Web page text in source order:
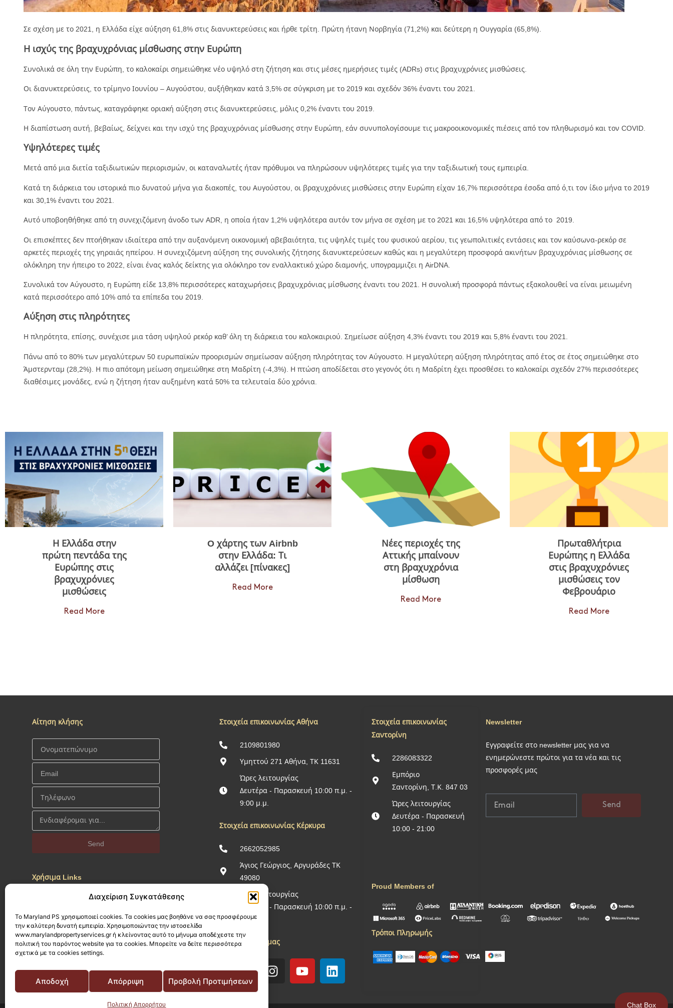
Διαχείριση Συγκατάθεσης
Το Maryland PS χρησιμοποιεί cookies. Τα cookies μας βοηθάνε να σας προσφέρουμε
την καλύτερη δυνατή εμπειρία. Χρησιμοποιώντας την ιστοσελίδα
www.marylandpropertyservices.gr ή κλείνοντας αυτό το μήνυμα αποδέχεστε την
πολιτική του παρόντος website για τα cookies. Μπορείτε να δείτε περισσότερα
σχετικά με τα cookies settings.
Αποδοχή Απόρριψη Προβολή Προτιμήσεων
Πολιτική Απορρήτου
Σε σχέση με το 2021, η Ελλάδα είχε αύξηση 61,8% στις διανυκτερεύσεις και ήρθε τρίτη. Πρώτη ήτανη Νορβηγία (71,2%) και δεύτερη η Ουγγαρία (65,8%).
Η ισχύς της βραχυχρόνιας μίσθωσης στην Ευρώπη
Συνολικά σε όλη την Ευρώπη, το καλοκαίρι σημειώθηκε νέο υψηλό στη ζήτηση και στις μέσες ημερήσιες τιμές (ADRs) στις βραχυχρόνιες μισθώσεις.
Οι διανυκτερεύσεις, το τρίμηνο Ιουνίου – Αυγούστου, αυξήθηκαν κατά 3,5% σε σύγκριση με το 2019 και σχεδόν 36% έναντι του 2021.
Τον Αύγουστο , πάντως, καταγράφηκε οριακή αύξηση στις διανυκτερεύσεις, μόλις 0,2% έναντι του 2019.
Η διαπίστωση αυτή, βεβαίως, δείχνει και την ισχύ της βραχυχρόνιας μίσθωσης στην Ευρώπη, εάν συνυπολογίσουμε τις μακροοικονομικές πιέσεις από τον πληθωρισμό και τον COVID.
Υψηλότερες τιμές
Μετά από μια διετία ταξιδιωτικών περιορισμών, οι καταναλωτές ήταν πρόθυμοι να πληρώσουν υψηλότερες τιμές για την ταξιδιωτική τους εμπειρία.
Κατά τη διάρκεια του ιστορικά πιο δυνατού μήνα για διακοπές, του Αυγούστου, οι βραχυχρόνιες μισθώσεις στην Ευρώπη είχαν 16,7% περισσότερα έσοδα από ό,τι τον ίδιο μήνα το 2019
και 30,1% έναντι του 2021.
Αυτό υποβοηθήθηκε από τη συνεχιζόμενη άνοδο των ADR, η οποία ήταν 1,2% υψηλότερα αυτόν τον μήνα σε σχέση με το 2021 και 16,5% υψηλότερα από το 2019.
Οι επισκέπτες δεν πτοήθηκαν ιδιαίτερα από την αυξανόμενη οικονομική αβεβαιότητα, τις υψηλές τιμές του φυσικού αερίου, τις γεωπολιτικές εντάσεις και τον καύσωνα-ρεκόρ σε
αρκετές περιοχές της γηραιάς ηπείρου. Η συνεχιζόμενη αύξηση της συνολικής ζήτησης διανυκτερεύσεων καθώς και η μεγαλύτερη προσφορά ακινήτων βραχυχρόνιας μίσθωσης σε
ολόκληρη την ήπειρο το 2022, είναι ένας καλός δείκτης για ολόκληρο τον εναλλακτικό χώρο διαμονής, υπογραμμιζει η AirDNA.
Συνολικά τον Αύγουστο, η Ευρώπη είδε 13,8% περισσότερες καταχωρήσεις βραχυχρόνιας μίσθωσης έναντι του 2021. Η συνολική προσφορά πάντως εξακολουθεί να είναι μειωμένη
κατά περισσότερο από 10% από τα επίπεδα του 2019.
Αύξηση στις πληρότητες
Η πληρότητα, επίσης, συνέχισε μια τάση υψηλού ρεκόρ καθ’ όλη τη διάρκεια του καλοκαιριού. Σημείωσε αύξηση 4,3% έναντι του 2019 και 5,8% έναντι του 2021.
Πάνω από το 80% των μεγαλύτερων 50 ευρωπαϊκών προορισμών σημείωσαν αύξηση πληρότητας τον Αύγουστο. Η μεγαλύτερη αύξηση πληρότητας από έτος σε έτος σημειώθηκε στο
Άμστερνταμ (28,2%). Η πιο απότομη μείωση σημειώθηκε στη Μαδρίτη (-4,3%). Η πτώση αποδίδεται στο γεγονός ότι η Μαδρίτη έχει προσθέσει το καλοκαίρι σχεδόν 27% περισσότερες
διαθέσιμες μονάδες, ενώ η ζήτηση ήταν αυξημένη κατά 50% τα τελευταία δύο χρόνια.
Η Ελλάδα στην
πρώτη πεντάδα της
Ευρώπης στις
βραχυχρόνιες
μισθώσεις
Read More
O χάρτης των Airbnb
στην Ελλάδα: Τι
αλλάζει [πίνακες]
Read More
Νέες περιοχές της
Αττικής μπαίνουν
στη βραχυχρόνια
μίσθωση
Read More
Πρωταθλήτρια
Ευρώπης η Ελλάδα
στις βραχυχρόνιες
μισθώσεις τον
Φεβρουάριο
Read More
Αίτηση κλήσης
Send
Χρήσιμα Links
Προσωπικά Δεδομένα
Πολιτική Απορρήτου
Πολιτική Cookies
Στοιχεία επικοινωνίας Αθήνα
2109801980
Υμηττού 271 Αθήνα, ΤΚ 11631
Ώρες λειτουργίας
Δευτέρα - Παρασκευή 10:00 π.μ. -
9:00 μ.μ.
Στοιχεία επικοινωνίας Κέρκυρα
2662052985
Άγιος Γεώργιος, Αργυράδες ΤΚ
49080
Ώρες λειτουργίας
Δευτέρα - Παρασκευή 10:00 π.μ. -
9:00 μ.μ.
Ακολουθείστε μας
Στοιχεία επικοινωνίας
Σαντορίνη
2286083322
Εμπόριο
Σαντορίνη, Τ.Κ. 847 03
Ώρες λειτουργίας
Δευτέρα - Παρασκευή
10:00 - 21:00
Proud Members of
Τρόποι Πληρωμής
Newsletter
Εγγραφείτε στο newsletter μας για να
ενημερώνεστε πρώτοι για τα νέα και τις
προσφορές μας
Send
Chat Box